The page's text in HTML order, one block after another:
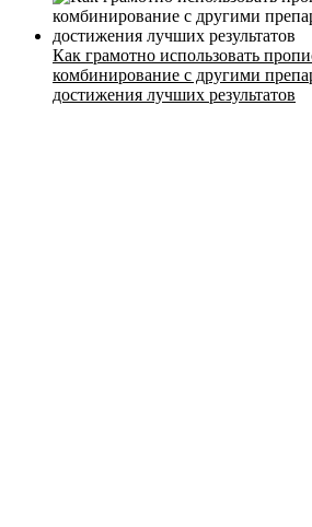
Как грамотно использовать
комбинирование с другими
достижения лучших результатов
Стоимость